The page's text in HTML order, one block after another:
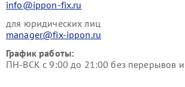
info@ippon-fix.ru
для юридических лиц
manager@fix-ippon.ru
График работы:
ПН-ВСК с 9:00 до 21:00 без перерывов